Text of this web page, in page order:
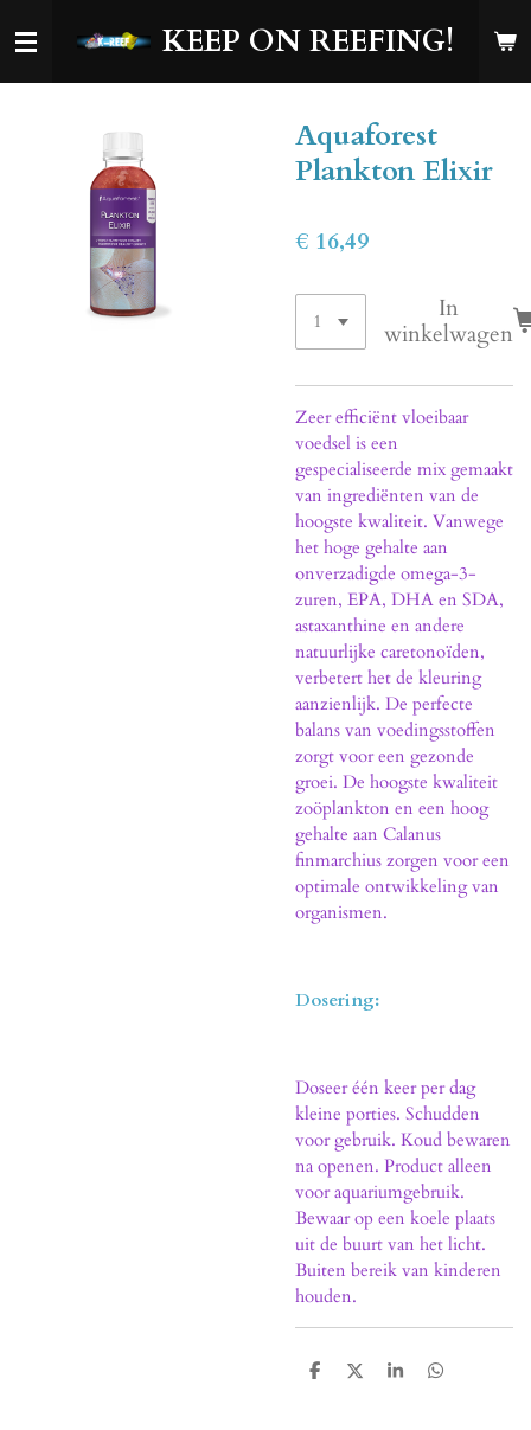
direct
KEEP ON REEFING!
Aquaforest
Plankton Elixir
€ 16,49
In
winkelwagen
Zeer efficiënt vloeibaar
voedsel is een
gespecialiseerde mix gemaakt
van ingrediënten van de
hoogste kwaliteit. Vanwege
het hoge gehalte aan
onverzadigde omega-3-
zuren, EPA, DHA en SDA,
astaxanthine en andere
natuurlijke caretonoïden,
verbetert het de kleuring
aanzienlijk. De perfecte
balans van voedingsstoffen
zorgt voor een gezonde
groei. De hoogste kwaliteit
zoöplankton en een hoog
gehalte aan Calanus
finmarchius zorgen voor een
optimale ontwikkeling van
organismen.
Dosering:
Doseer één keer per dag
kleine porties. Schudden
voor gebruik. Koud bewaren
na openen. Product alleen
voor aquariumgebruik.
Bewaar op een koele plaats
uit de buurt van het licht.
Buiten bereik van kinderen
houden.
D
D
S
D